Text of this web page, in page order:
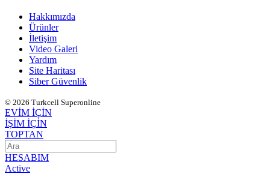
Hakkımızda
Ürünler
İletişim
Video Galeri
Yardım
Site Haritası
Siber Güvenlik
© 2026 Turkcell Superonline
EVİM İÇİN
İŞİM İÇİN
TOPTAN
HESABIM
Active